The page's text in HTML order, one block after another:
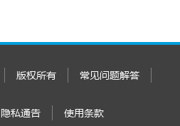
版权所有 常见问题解答
隐私通告 使用条款